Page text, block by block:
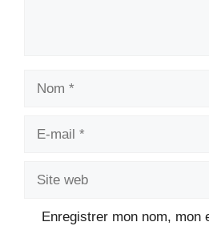
Enregistrer mon nom, mon